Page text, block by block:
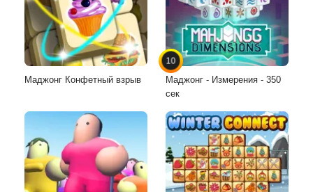
Маджонг Конфетный взрыв
10
Маджонг - Измерения - 350
сек